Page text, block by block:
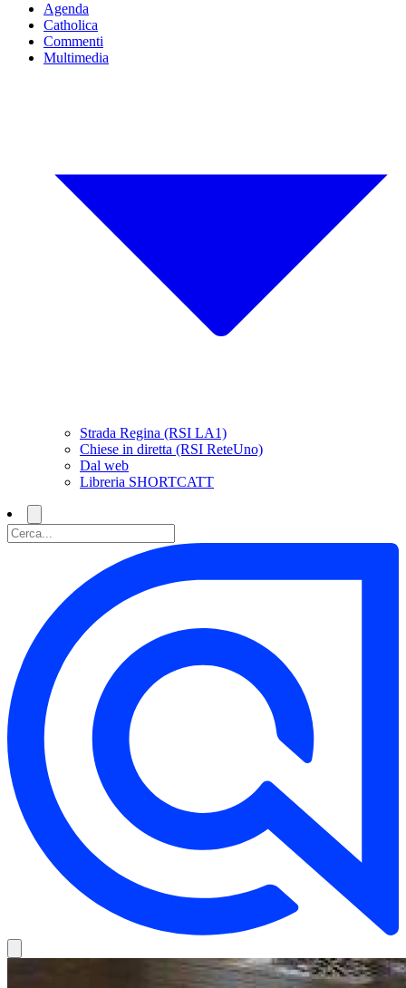
Agenda
Catholica
Commenti
Multimedia
Strada Regina (RSI LA1)
Chiese in diretta (RSI ReteUno)
Dal web
Libreria SHORTCATT